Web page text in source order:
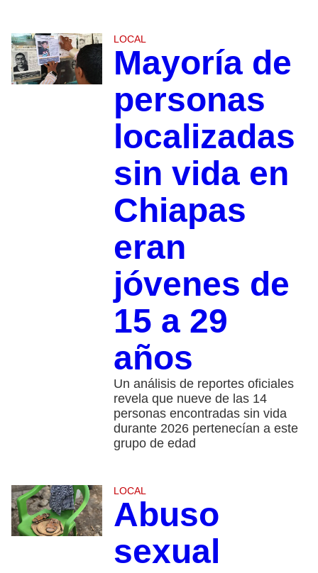
LOCAL
Mayoría de
personas
localizadas
sin vida en
Chiapas
eran
jóvenes de
15 a 29
años
Un análisis de reportes oficiales
revela que nueve de las 14
personas encontradas sin vida
durante 2026 pertenecían a este
grupo de edad
LOCAL
Abuso
sexual